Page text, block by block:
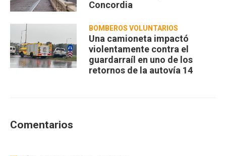
Concordia
BOMBEROS VOLUNTARIOS
Una camioneta impactó
violentamente contra el
guardarraíl en uno de los
retornos de la autovía 14
Comentarios